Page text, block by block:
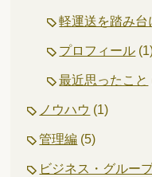
軽運送を踏み台
プロフィール
最近思ったこと
ノウハウ (1)
管理編 (5)
ビジネス・グルー